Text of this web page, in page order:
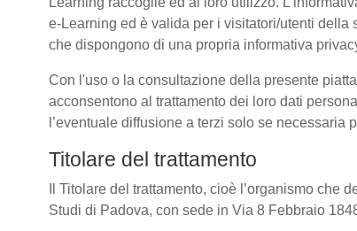
e-Learning ed è valida per i visitatori/utenti
che dispongono di una propria informativa
Con l'uso o la consultazione della presente
acconsentono al trattamento dei loro dati
l’eventuale diffusione a terzi solo se necessaria
Titolare del trattamento
Il Titolare del trattamento, cioè l’organismo che
Studi di Padova, con sede in Via 8 Febbraio